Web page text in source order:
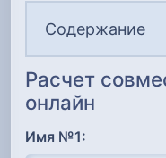
Содержание
Расчет
онлайн
Имя №1: